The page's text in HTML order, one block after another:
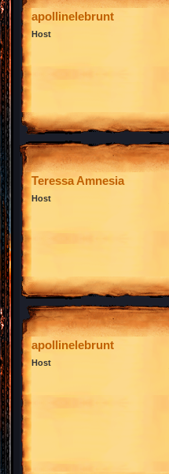
apollinelebrunt
Host
Teressa Amnesia
Host
apollinelebrunt
Host